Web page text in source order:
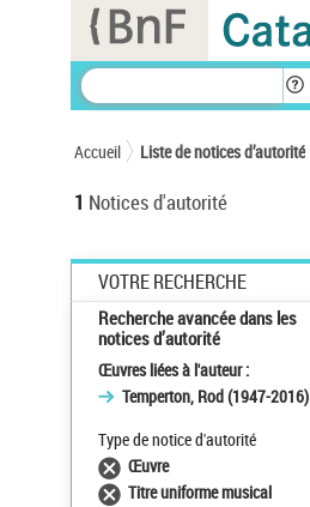
Accueil Liste de notices d’autorité
1 Notices d'autorité
VOTRE RECHERCHE
Recherche avancée dans les
notices d’autorité
Œuvres liées à l'auteur :
Temperton, Rod (1947-2016)
Type de notice d'autorité
Œuvre
Titre uniforme musical
Panneau de gestion des cookies